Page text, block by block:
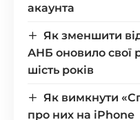
акаунта
Як зменшити
АНБ оновило свої
шість років
Як вимкнути
про них на iPhone